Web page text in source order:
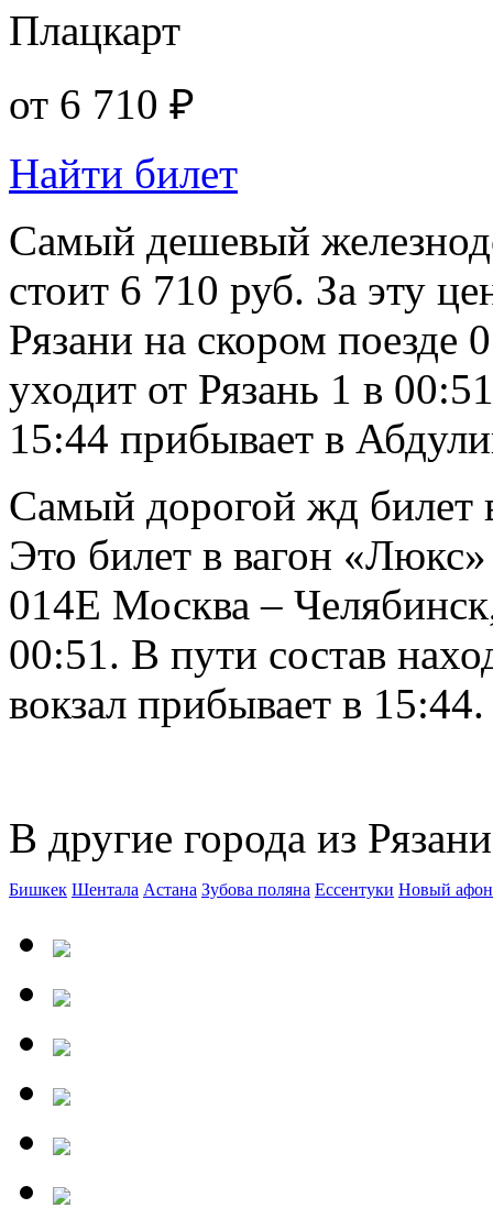
Плацкарт
от 6 710 ₽
Найти билет
Самый дешевый
стоит 6 710 руб. За эту
Рязани на скором
уходит от Рязань 1 в
15:44 прибывает в
Самый дорогой жд билет
Это билет в вагон
014Е Москва –
00:51. В пути состав
вокзал прибывает в 15:44.
В другие города из
Бишкек Шентала Астана Зубова поляна Ессентуки Новый афон